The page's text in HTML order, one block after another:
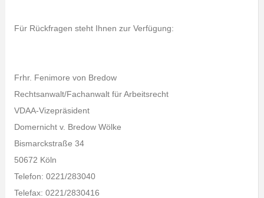
Für Rückfragen steht Ihnen zur Verfügung:
Frhr. Fenimore von Bredow
Rechtsanwalt/Fachanwalt für Arbeitsrecht
VDAA-Vizepräsident
Domernicht v. Bredow Wölke
Bismarckstraße 34
50672 Köln
Telefon: 0221/283040
Telefax: 0221/2830416